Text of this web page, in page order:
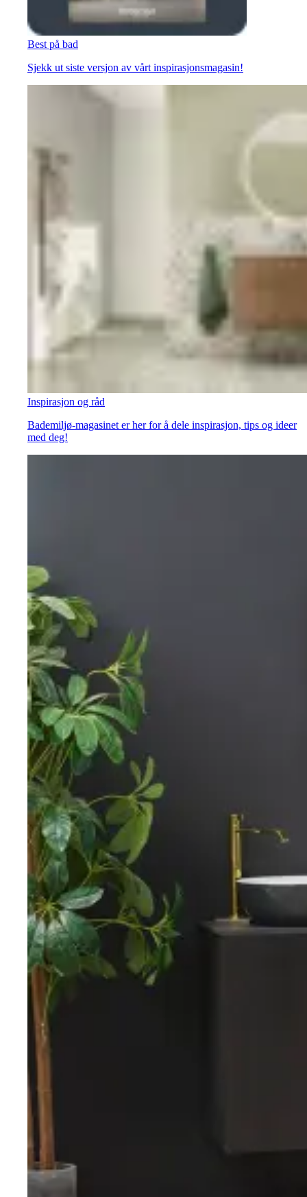
Best på bad
Sjekk ut siste versjon av vårt inspirasjonsmagasin!
Inspirasjon og råd
Bademiljø-magasinet er her for å dele inspirasjon, tips og ideer
med deg!